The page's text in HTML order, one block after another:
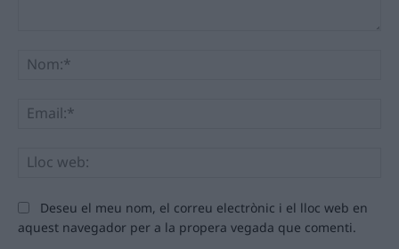
Deseu el meu nom, el correu electrònic i el lloc web en
aquest navegador per a la propera vegada que comenti.